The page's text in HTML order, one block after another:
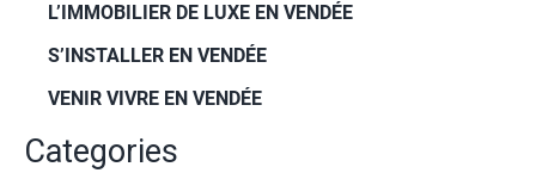
L’IMMOBILIER DE LUXE EN VENDÉE
S’INSTALLER EN VENDÉE
VENIR VIVRE EN VENDÉE
Categories